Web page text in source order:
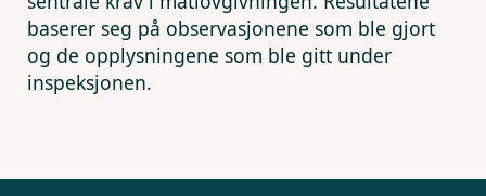
baserer seg på observasjonene som ble gjort
og de opplysningene som ble gitt under
inspeksjonen.